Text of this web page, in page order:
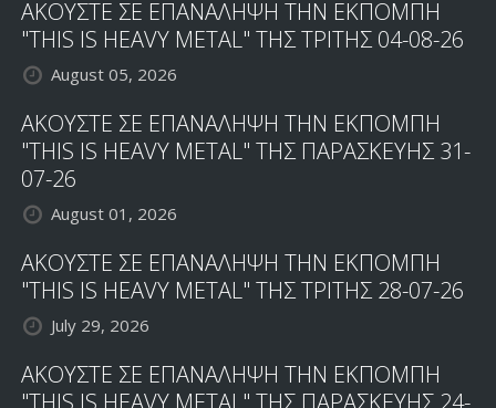
ΑΚΟΥΣΤΕ ΣΕ ΕΠΑΝΑΛΗΨΗ ΤΗΝ ΕΚΠΟΜΠΗ
"THIS IS HEAVY METAL" ΤΗΣ ΤΡΙΤΗΣ 04-08-26
August 05, 2026
ΑΚΟΥΣΤΕ ΣΕ ΕΠΑΝΑΛΗΨΗ ΤΗΝ ΕΚΠΟΜΠΗ
"THIS IS HEAVY METAL" ΤΗΣ ΠΑΡΑΣΚΕΥΗΣ 31-
07-26
August 01, 2026
ΑΚΟΥΣΤΕ ΣΕ ΕΠΑΝΑΛΗΨΗ ΤΗΝ ΕΚΠΟΜΠΗ
"THIS IS HEAVY METAL" ΤΗΣ ΤΡΙΤΗΣ 28-07-26
July 29, 2026
ΑΚΟΥΣΤΕ ΣΕ ΕΠΑΝΑΛΗΨΗ ΤΗΝ ΕΚΠΟΜΠΗ
"THIS IS HEAVY METAL" ΤΗΣ ΠΑΡΑΣΚΕΥΗΣ 24-